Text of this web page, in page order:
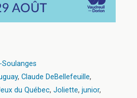
, Claude DeBellefeuille,
du Québec, Joliette, junior,